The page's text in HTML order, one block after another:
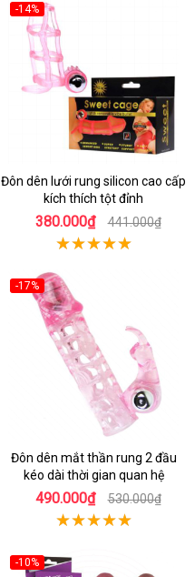
-14%
Đôn dên lưới rung silicon cao cấp
kích thích tột đỉnh
380.000₫ 441.000₫
-17%
Đôn dên mắt thần rung 2 đầu
kéo dài thời gian quan hệ
490.000₫ 530.000₫
-10%